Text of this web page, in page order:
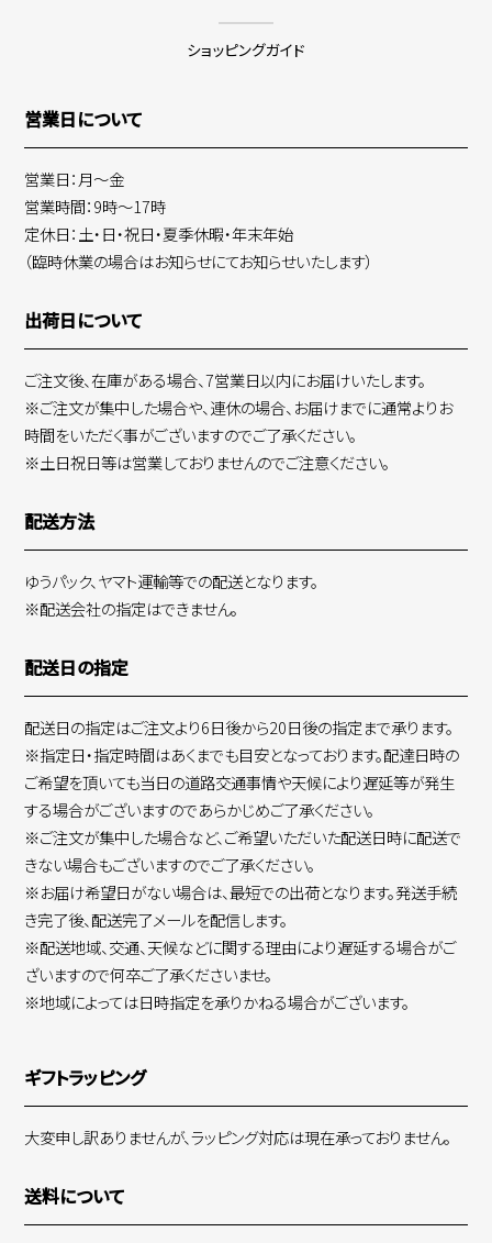
ショッピングガイド
営業日について
営業日：月～金
営業時間：9時～17時
定休日：土・日・祝日・夏季休暇・年末年始
（臨時休業の場合はお知らせにてお知らせいたします）
出荷日について
ご注文後、在庫がある場合、7営業日以内にお届けいたします。
※ご注文が集中した場合や、連休の場合、お届けまでに通常よりお
時間をいただく事がございますのでご了承ください。
※土日祝日等は営業しておりませんのでご注意ください。
配送方法
ゆうパック、ヤマト運輸等での配送となります。
※配送会社の指定はできません。
配送日の指定
配送日の指定はご注文より6日後から20日後の指定まで承ります。
※指定日・指定時間はあくまでも目安となっております。配達日時の
ご希望を頂いても当日の道路交通事情や天候により遅延等が発生
する場合がございますのであらかじめご了承ください。
※ご注文が集中した場合など、ご希望いただいた配送日時に配送で
きない場合もございますのでご了承ください。
※お届け希望日がない場合は、最短での出荷となります。発送手続
き完了後、配送完了メールを配信します。
※配送地域、交通、天候などに関する理由により遅延する場合がご
ざいますので何卒ご了承くださいませ。
※地域によっては日時指定を承りかねる場合がございます。
ギフトラッピング
大変申し訳ありませんが、ラッピング対応は現在承っておりません。
送料について